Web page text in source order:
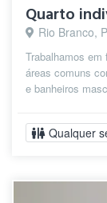
Quarto
Rio Branco,
Trabalhamos
áreas comuns
e banheiros
Qualquer